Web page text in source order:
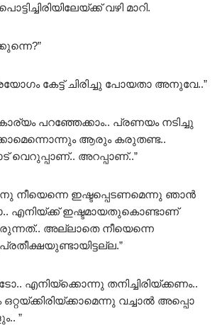
വഴി മാറി.
കേട്ട് ചിരിച്ചു പോയതാ അനുവേ..”
പറഞ്ഞേക്കാം.. പ്രണയം നടിച്ചു
ആരും കരുതണ്ട..
വെറുപ്പാണ്.. അറപ്പാണ്..”
നീയെന്നെ ഇഷ്ടപ്പെടണമെന്നു ഞാൻ
എനിയ്ക്ക് ഇഷ്ടമായതുകൊണ്ടാണ്
അല്ലാതെ നീയെന്നെ
എനിയ്ക്കൊന്നു തനിച്ചിരിയ്ക്കണം..
വച്ചാൽ അപ്പൊ
”